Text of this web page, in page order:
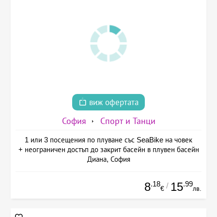
виж офертата
София Спорт и Танци
1 или 3 посещения по плуване със SeaBike на човек
+ неограничен достъп до закрит басейн в плувен басейн
Диана, София
8.18
€ / 15.99
лв.